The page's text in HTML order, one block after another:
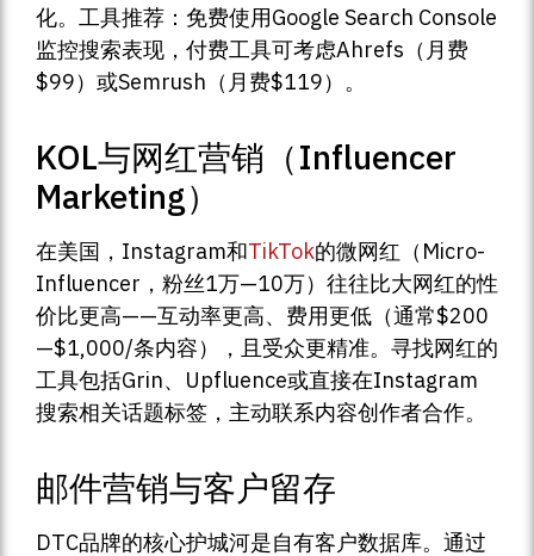
化。工具推荐：免费使用Google Search Console
监控搜索表现，付费工具可考虑Ahrefs（月费
$99）或Semrush（月费$119）。
KOL与网红营销（Influencer
Marketing）
在美国，Instagram和TikTok的微网红（Micro-
Influencer，粉丝1万—10万）往往比大网红的性
价比更高——互动率更高、费用更低（通常$200
—$1,000/条内容），且受众更精准。寻找网红的
工具包括Grin、Upfluence或直接在Instagram
搜索相关话题标签，主动联系内容创作者合作。
邮件营销与客户留存
DTC品牌的核心护城河是自有客户数据库。通过